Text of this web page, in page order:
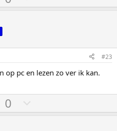
t
o
l
a
a
#23
op pc en lezen zo ver ik kan.
0
t